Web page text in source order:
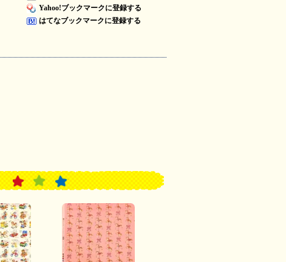
Yahoo!ブックマークに登録する
はてなブックマークに登録する